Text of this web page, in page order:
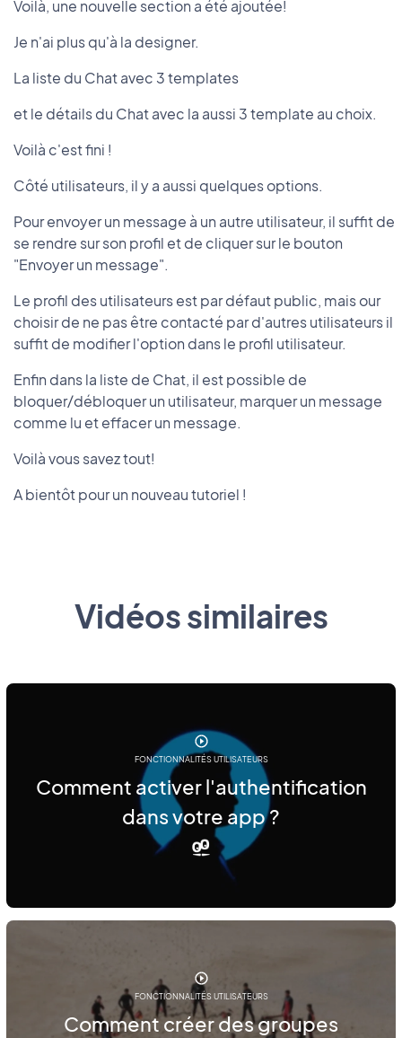
Voilà, une nouvelle section a été ajoutée!
Je n'ai plus qu'à la designer.
La liste du Chat avec 3 templates
et le détails du Chat avec la aussi 3 template au choix.
Voilà c'est fini !
Côté utilisateurs, il y a aussi quelques options.
Pour envoyer un message à un autre utilisateur, il suffit de
se rendre sur son profil et de cliquer sur le bouton
"Envoyer un message".
Le profil des utilisateurs est par défaut public, mais our
choisir de ne pas être contacté par d'autres utilisateurs il
suffit de modifier l'option dans le profil utilisateur.
Enfin dans la liste de Chat, il est possible de
bloquer/débloquer un utilisateur, marquer un message
comme lu et effacer un message.
Voilà vous savez tout!
A bientôt pour un nouveau tutoriel !
Vidéos similaires
FONCTIONNALITÉS UTILISATEURS
Comment activer l'authentification
dans votre app ?
FONCTIONNALITÉS UTILISATEURS
Comment créer des groupes